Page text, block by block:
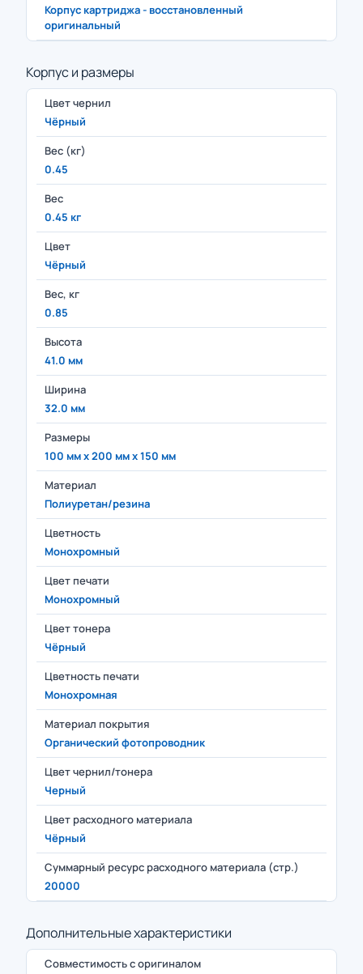
Корпус картриджа - восстановленный
оригинальный
Корпус и размеры
Цвет чернил
Чёрный
Вес (кг)
0.45
Вес
0.45 кг
Цвет
Чёрный
Вес, кг
0.85
Высота
41.0 мм
Ширина
32.0 мм
Размеры
100 мм x 200 мм x 150 мм
Материал
Полиуретан/резина
Цветность
Монохромный
Цвет печати
Монохромный
Цвет тонера
Чёрный
Цветность печати
Монохромная
Материал покрытия
Органический фотопроводник
Цвет чернил/тонера
Черный
Цвет расходного материала
Чёрный
Суммарный ресурс расходного материала (стр.)
20000
Дополнительные характеристики
Совместимость с оригиналом